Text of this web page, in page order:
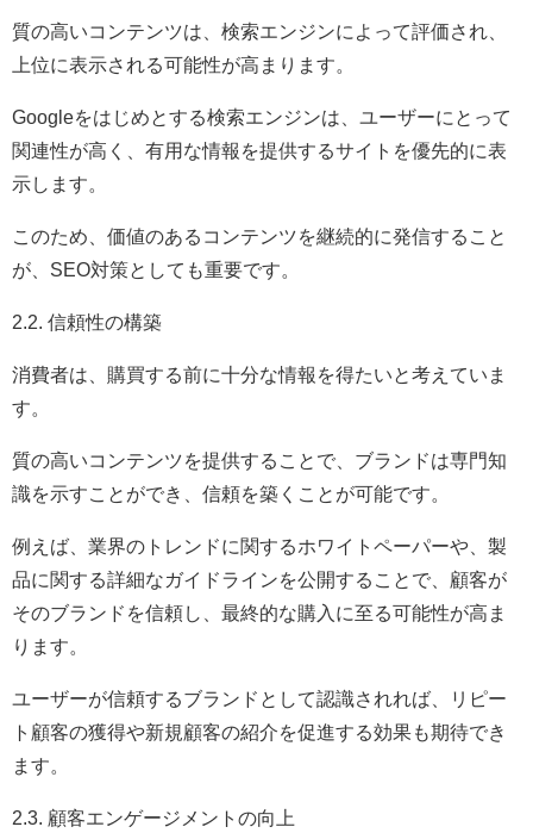
質の高いコンテンツは、検索エンジンによって評価され、
上位に表示される可能性が高まります。
Googleをはじめとする検索エンジンは、ユーザーにとって
関連性が高く、有用な情報を提供するサイトを優先的に表
示します。
このため、価値のあるコンテンツを継続的に発信すること
が、SEO対策としても重要です。
2.2. 信頼性の構築
消費者は、購買する前に十分な情報を得たいと考えていま
す。
質の高いコンテンツを提供することで、ブランドは専門知
識を示すことができ、信頼を築くことが可能です。
例えば、業界のトレンドに関するホワイトペーパーや、製
品に関する詳細なガイドラインを公開することで、顧客が
そのブランドを信頼し、最終的な購入に至る可能性が高ま
ります。
ユーザーが信頼するブランドとして認識されれば、リピー
ト顧客の獲得や新規顧客の紹介を促進する効果も期待でき
ます。
2.3. 顧客エンゲージメントの向上